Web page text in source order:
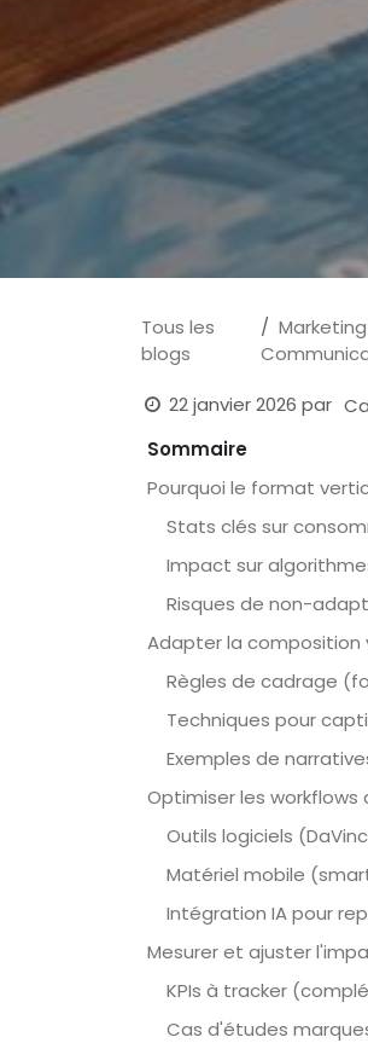
Tous les
blogs
22 janvier 2026 par
Sommaire
Pourquoi le format
Stats clés sur
Impact sur
Risques de non-
Adapter la composition
Règles de cadrage
Techniques pour
Exemples de
Optimiser les workflows
Outils logiciels
Matériel mobile
Intégration IA pour
Mesurer et ajuster
KPIs à tracker
Cas d'études